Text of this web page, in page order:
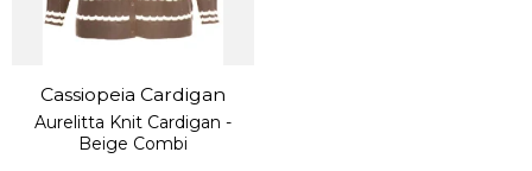
Cassiopeia Cardigan
Aurelitta Knit Cardigan -
Beige Combi